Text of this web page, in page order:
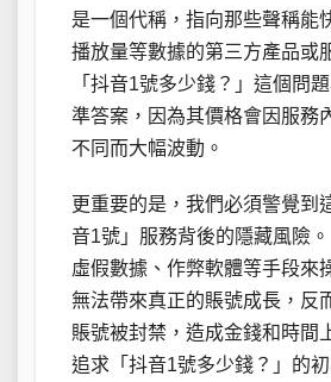
是一個代稱，指向那些聲稱能
播放量等數據的第三方產品或
「抖音1號多少錢？」這個問
準答案，因為其價格會因服務
不同而大幅波動。
更重要的是，我們必須警覺到
音1號」服務背後的隱藏風險
虛假數據、作弊軟體等手段來
無法帶來真正的賬號成長，反
賬號被封禁，造成金錢和時間
追求「抖音1號多少錢？」的